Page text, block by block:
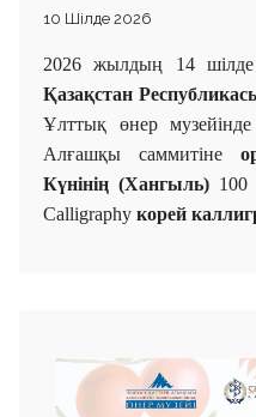
10 Шілде 2026
2026 жылдың 14
Қазақстан
Ұлттық өнер
Алғашқы саммитіне
Күнінің (Хангыль)
Calligraphy корей